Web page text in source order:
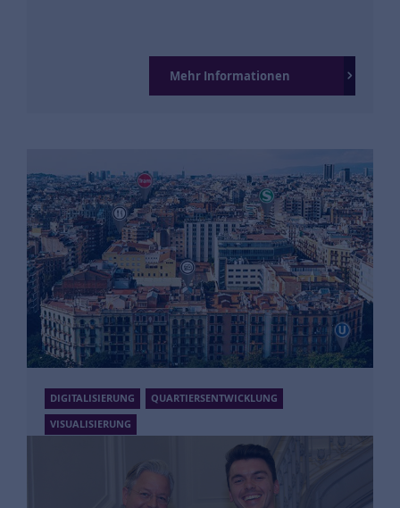
Mehr Informationen
DIGITALISIERUNG
QUARTIERSENTWICKLUNG
VISUALISIERUNG
Drohnen und 3D Visualisierung